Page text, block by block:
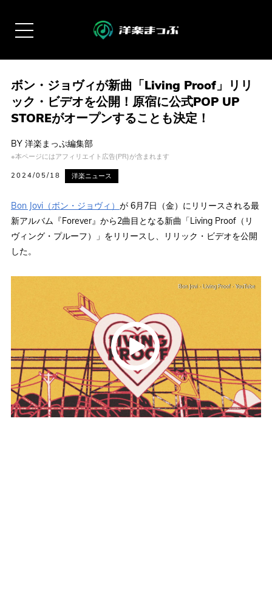
ボン・ジョヴィが新曲「Living Proof」リリ
ック・ビデオを公開！原宿に公式POP UP
STOREがオープンすることも決定！
BY 洋楽まっぷ編集部
※本ページにはアフィリエイト広告(PR)が含まれます
2024/05/18 洋楽ニュース
Bon Jovi（ボン・ジョヴィ） が 6月7日（金）にリリースされる最
新アルバム『Forever』から2曲目となる新曲「Living Proof（リ
ヴィング・プルーフ）」をリリースし、リリック・ビデオを公開
した。
Bon Jovi - Living Proof - YouTube